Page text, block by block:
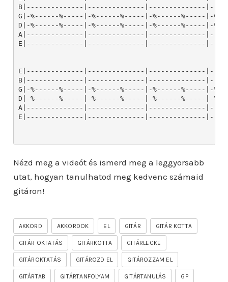
Nézd meg a videót és ismerd meg a leggyorsabb
utat, hogyan tanulhatod meg kedvenc számaid
gitáron!
AKKORD AKKORDOK EL GITÁR GITÁR KOTTA
GITÁR OKTATÁS GITÁRKOTTA GITÁRLECKE
GITÁROKTATÁS GITÁROZD EL GITÁROZZAM EL
GITÁRTAB GITÁRTANFOLYAM GITÁRTANULÁS GP